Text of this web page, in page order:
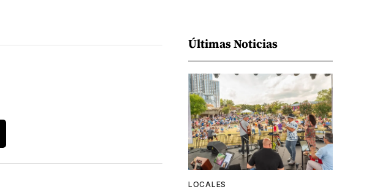
Últimas Noticias
LOCALES